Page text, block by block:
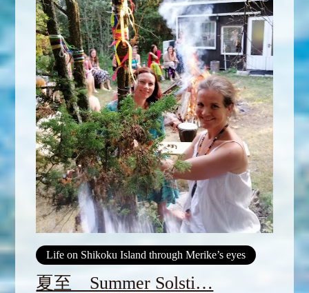
Life on Shikoku Island through Merike’s eyes
夏至 Summer Solsti…